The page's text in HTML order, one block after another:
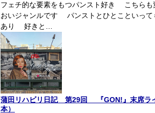
フェチ的な要素をもつパンスト好き こちらも
おいジャンルです パンストとひとこといって
あり 好きと…
蒲田リハビリ日記 第29回 『GON!』末席ラ
本）